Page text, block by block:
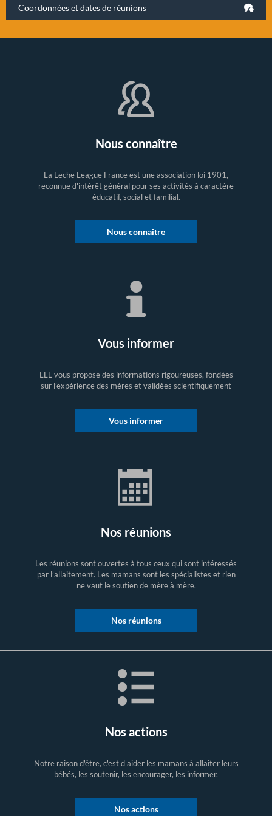
Coordonnées et dates de réunions
Nous connaître
La Leche League France est une association loi 1901,
reconnue d'intérêt général pour ses activités à caractère
éducatif, social et familial.
Nous connaître
Vous informer
LLL vous propose des informations rigoureuses, fondées
sur l’expérience des mères et validées scientifiquement
Vous informer
Nos réunions
Les réunions sont ouvertes à tous ceux qui sont intéressés
par l’allaitement. Les mamans sont les spécialistes et rien
ne vaut le soutien de mère à mère.
Nos réunions
Nos actions
Notre raison d'être, c'est d'aider les mamans à allaiter leurs
bébés, les soutenir, les encourager, les informer.
Nos actions